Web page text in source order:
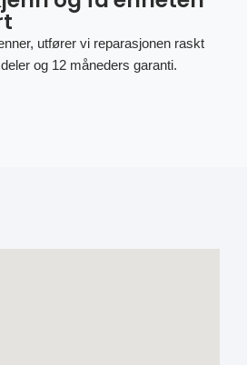
utfører vi reparasjonen raskt
og 12 måneders garanti.